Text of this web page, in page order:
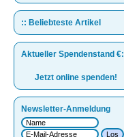
:: Beliebteste Artikel
Aktueller Spendenstand €:
Jetzt online spenden!
Newsletter-Anmeldung